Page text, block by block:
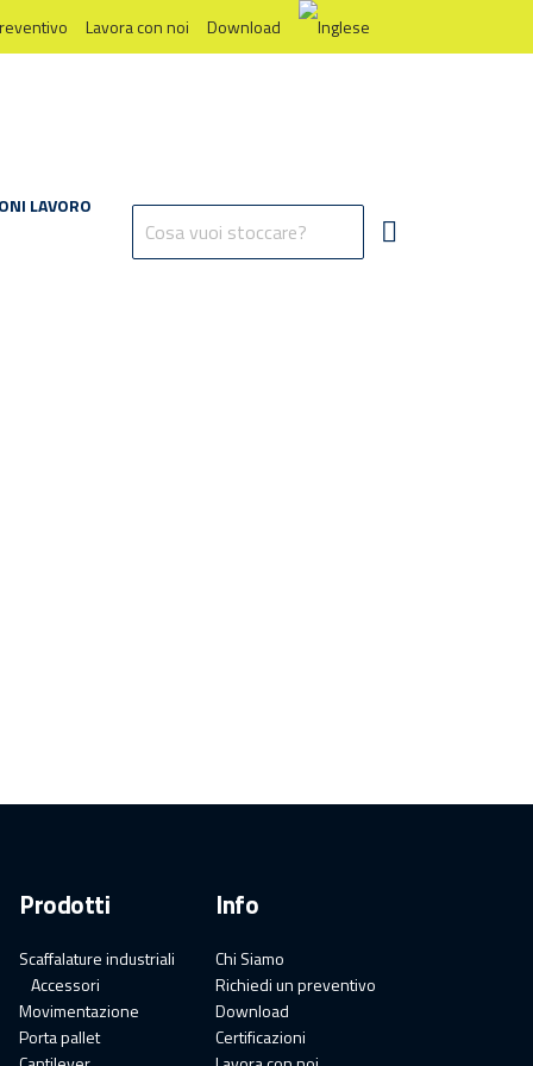
Lavora con noi Download
LAVORO
Prodotti
Scaffalature industriali
Accessori
Movimentazione
Porta pallet
Info
Chi Siamo
Richiedi un preventivo
Download
Certificazioni